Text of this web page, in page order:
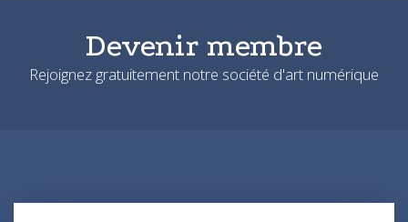
Devenir membre
Rejoignez gratuitement notre société d'art numérique